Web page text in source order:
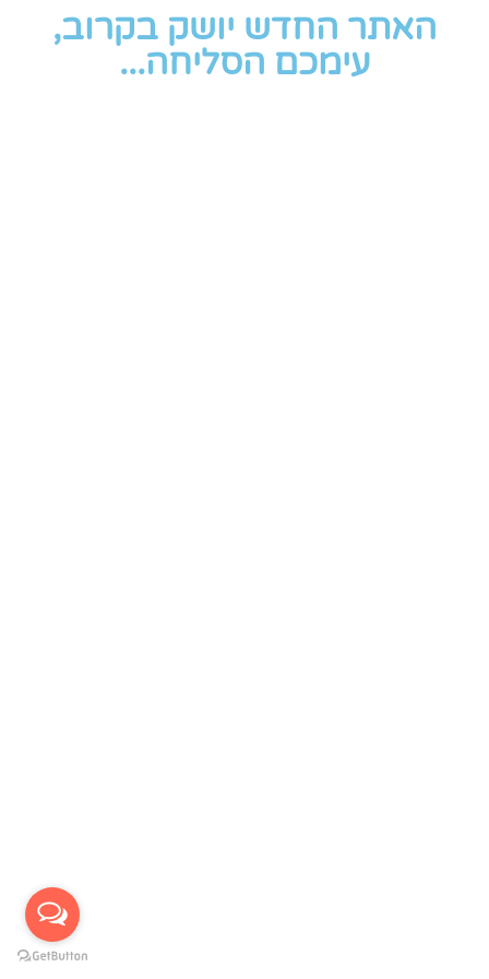
האתר החדש יושק בקרוב,
עימכם הסליחה...